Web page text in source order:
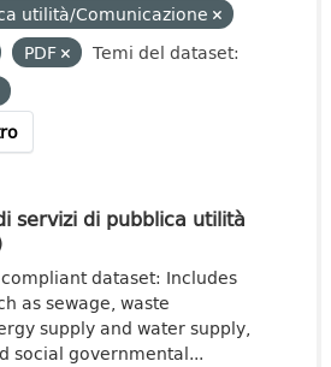
utilità/Comunicazione
PDF
Temi del dataset:
servizi di pubblica utilità
compliant dataset: Includes
as sewage, waste
supply and water supply,
social governmental...